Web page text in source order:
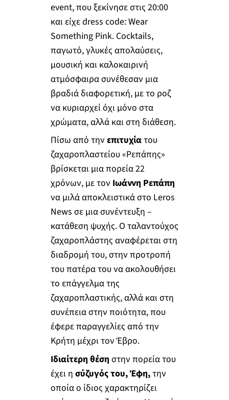
event, που ξεκίνησε στις 20:00
και είχε dress code: Wear
Something Pink. Cocktails,
παγωτό, γλυκές απολαύσεις,
μουσική και καλοκαιρινή
ατμόσφαιρα συνέθεσαν μια
βραδιά διαφορετική, με το ροζ
να κυριαρχεί όχι μόνο στα
χρώματα, αλλά και στη διάθεση.
Πίσω από την επιτυχίατου
ζαχαροπλαστείου «Ρεπάπης»
βρίσκεται μια πορεία 22
χρόνων, με τον Ιωάννη Ρεπάπη
να μιλά αποκλειστικά στο Leros
News σε μια συνέντευξη –
κατάθεση ψυχής. Ο ταλαντούχος
ζαχαροπλάστης αναφέρεται στη
διαδρομή του, στην προτροπή
του πατέρα του να ακολουθήσει
το επάγγελμα της
ζαχαροπλαστικής, αλλά και στη
συνέπεια στην ποιότητα, που
έφερε παραγγελίες από την
Κρήτη μέχρι τον Έβρο.
Ιδιαίτερη θέση στην πορεία του
έχει η σύζυγός του, Έφη,την
οποία ο ίδιος χαρακτηρίζει